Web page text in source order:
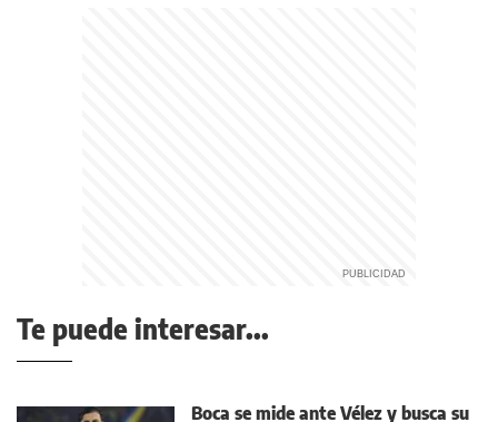
Te puede interesar...
Boca se mide ante Vélez y busca su